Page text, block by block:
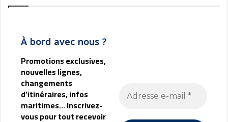
À bord avec nous ?
Promotions exclusives,
nouvelles lignes,
changements
d’itinéraires, infos
maritimes... Inscrivez-
vous pour tout recevoir